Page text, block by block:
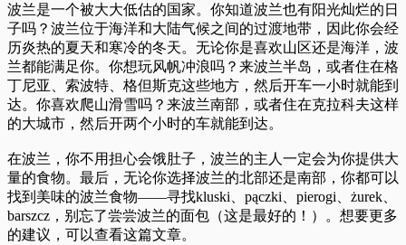
波兰是一个被大大低估的国家。你知道波兰也有阳光灿烂的日
子吗？波兰位于海洋和大陆气候之间的过渡地带，因此你会经
历炎热的夏天和寒冷的冬天。无论你是喜欢山区还是海洋，波
兰都能满足你。你想玩风帆冲浪吗？来波兰半岛，或者住在格
丁尼亚、索波特、格但斯克这些地方，然后开车一小时就能到
达。你喜欢爬山滑雪吗？来波兰南部，或者住在克拉科夫这样
的大城市，然后开两个小时的车就能到达。
在波兰，你不用担心会饿肚子，波兰的主人一定会为你提供大
量的食物。最后，无论你选择波兰的北部还是南部，你都可以
找到美味的波兰食物——寻找kluski、pączki、pierogi、żurek、
barszcz，别忘了尝尝波兰的面包（这是最好的！）。想要更多
的建议，可以查看这篇文章。